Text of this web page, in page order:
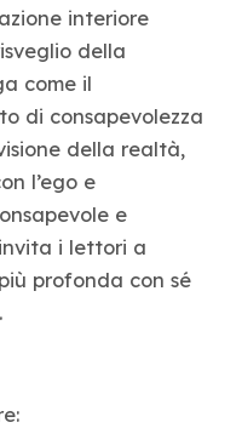
interiore
della
come il
di consapevolezza
della realtà,
l’ego e
e
i lettori a
profonda con sé